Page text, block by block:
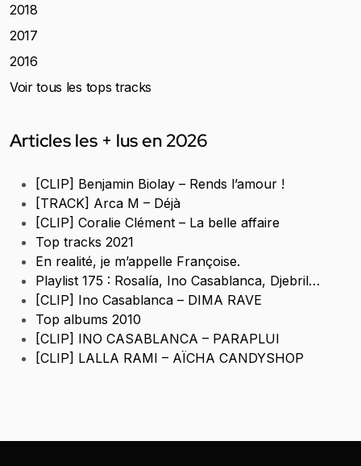
2018
2017
2016
Voir tous les tops tracks
Articles les + lus en 2026
[CLIP] Benjamin Biolay – Rends l’amour !
[TRACK] Arca M – Déjà
[CLIP] Coralie Clément – La belle affaire
Top tracks 2021
En realité, je m’appelle Françoise.
Playlist 175 : Rosalía, Ino Casablanca, Djebril…
[CLIP] Ino Casablanca – DIMA RAVE
Top albums 2010
[CLIP] INO CASABLANCA – PARAPLUI
[CLIP] LALLA RAMI – AÏCHA CANDYSHOP